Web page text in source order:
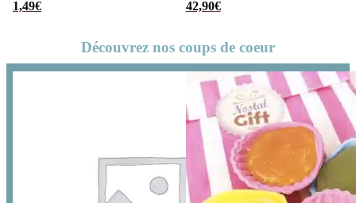
cerise x5
1,49€
(avec sa console de
42,90€
Découvrez nos coups de coeur